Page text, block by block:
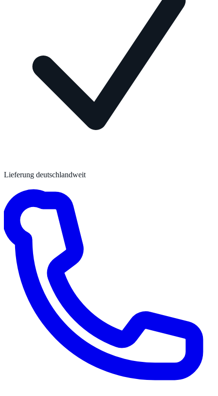
Lieferung deutschlandweit